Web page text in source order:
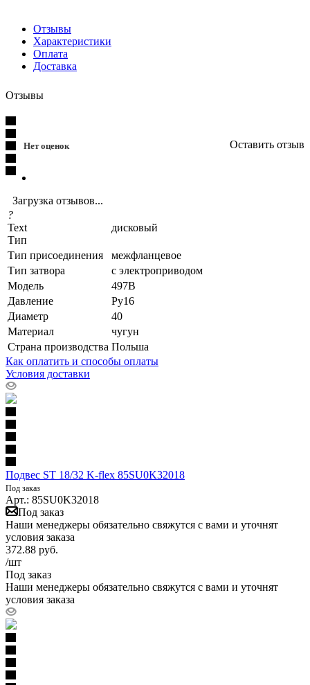
Отзывы
Характеристики
Оплата
Доставка
Отзывы
Нет оценок Оставить отзыв
Загрузка отзывов...
?
Text
Тип
дисковый
Тип присоединения
межфланцевое
Тип затвора
с электроприводом
Модель
497B
Давление
Ру16
Диаметр
40
Материал
чугун
Страна производства Польша
Как оплатить и способы оплаты
Условия доставки
Подвес ST 18/32 K-flex 85SU0K32018
Под заказ
Арт.: 85SU0K32018
Под заказ
Наши менеджеры обязательно свяжутся с вами и уточнят
условия заказа
372.88 руб.
/шт
Под заказ
Наши менеджеры обязательно свяжутся с вами и уточнят
условия заказа